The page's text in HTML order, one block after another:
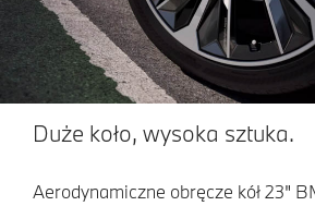
Duże koło, wysoka sztuka.
Aerodynamiczne obręcze kół 23"